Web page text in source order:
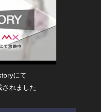
にて
れました